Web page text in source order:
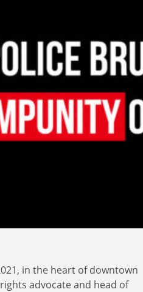
in the heart of downtown
advocate and head of